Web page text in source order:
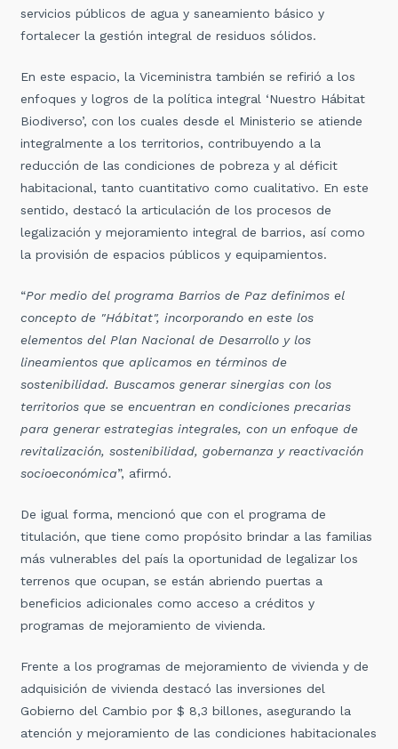
servicios públicos de agua y saneamiento básico y
fortalecer la gestión integral de residuos sólidos.
En este espacio, la Viceministra también se refirió a los
enfoques y logros de la política integral ‘Nuestro Hábitat
Biodiverso’, con los cuales desde el Ministerio se atiende
integralmente a los territorios, contribuyendo a la
reducción de las condiciones de pobreza y al déficit
habitacional, tanto cuantitativo como cualitativo. En este
sentido, destacó la articulación de los procesos de
legalización y mejoramiento integral de barrios, así como
la provisión de espacios públicos y equipamientos.
“Por medio del programa Barrios de Paz definimos el
concepto de "Hábitat", incorporando en este los
elementos del Plan Nacional de Desarrollo y los
lineamientos que aplicamos en términos de
sostenibilidad. Buscamos generar sinergias con los
territorios que se encuentran en condiciones precarias
para generar estrategias integrales, con un enfoque de
revitalización, sostenibilidad, gobernanza y reactivación
socioeconómica”, afirmó.
De igual forma, mencionó que con el programa de
titulación, que tiene como propósito brindar a las familias
más vulnerables del país la oportunidad de legalizar los
terrenos que ocupan, se están abriendo puertas a
beneficios adicionales como acceso a créditos y
programas de mejoramiento de vivienda.
Frente a los programas de mejoramiento de vivienda y de
adquisición de vivienda destacó las inversiones del
Gobierno del Cambio por $ 8,3 billones, asegurando la
atención y mejoramiento de las condiciones habitacionales